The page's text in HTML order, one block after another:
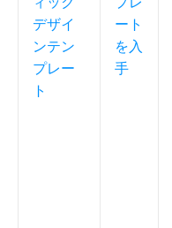
デザイ
ンテン
プレー
ト
ート
を入
手